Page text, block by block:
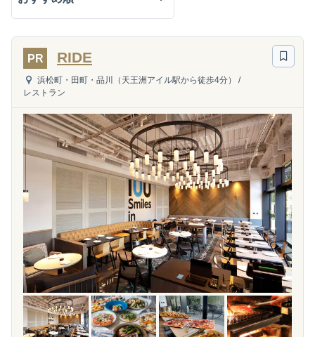
PR RIDE
浜松町・田町・品川（天王洲アイル駅から徒歩4分）
/
レストラン